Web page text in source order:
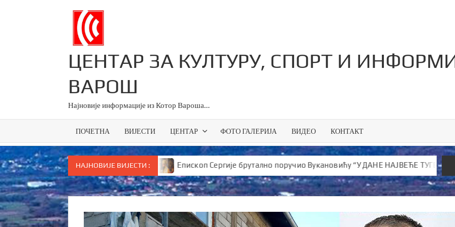
ЦЕНТАР ЗА КУЛТУРУ, СПОРТ И
ВАРОШ
Најновије информације из Котор Вароша…
ПОЧЕТНА ВИЈЕСТИ ЦЕНТАР ФОТО ГАЛЕРИЈА ВИДЕО КОНТАКТ
НАЈНОВИЈЕ ВИЈЕСТИ :
за све основце у Српској Епископ Сергије брутално поручио Вукановићу “У ДАНЕ НАЈВЕЋЕ ТУГЕ ШИРИШ